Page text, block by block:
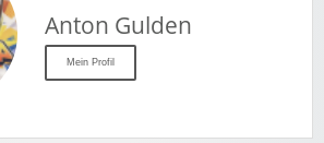
Anton Gulden
Mein Profil